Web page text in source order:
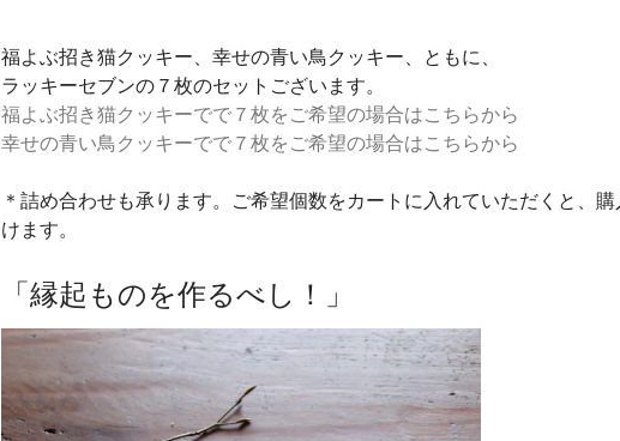
福よぶ招き猫クッキー、幸せの青い鳥クッキー、ともに、
ラッキーセブンの７枚のセットございます。
福よぶ招き猫クッキーでで７枚をご希望の場合はこちらから
幸せの青い鳥クッキーでで７枚をご希望の場合はこちらから
＊詰め合わせも承ります。ご希望個数をカートに入れていただくと、
けます。
「縁起ものを作るべし！」